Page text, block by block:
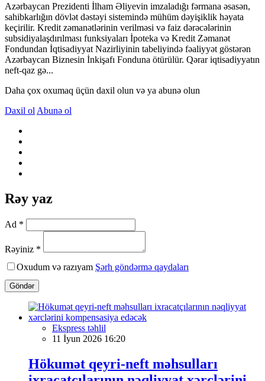
Azərbaycan Prezidenti İlham Əliyevin imzaladığı fərmana əsasən,
sahibkarlığın dövlət dəstəyi sistemində mühüm dəyişiklik həyata
keçirilir. Kredit zəmanətlərinin verilməsi və faiz dərəcələrinin
subsidiyalaşdırılması funksiyaları İpoteka və Kredit Zəmanət
Fondundan İqtisadiyyat Nazirliyinin tabeliyində fəaliyyət göstərən
Azərbaycan Biznesin İnkişafı Fonduna ötürülür. Qərar iqtisadiyyatın
neft-qaz gə...
Daha çox oxumaq üçün daxil olun və ya abunə olun
Daxil ol Abunə ol
Rəy yaz
Ad *
Rəyiniz *
Oxudum və razıyam Şərh göndərmə qaydaları
Göndər
Ekspress təhlil
11 İyun 2026 16:20
Hökumət qeyri-neft məhsulları